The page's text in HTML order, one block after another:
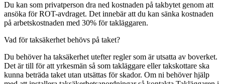
Du kan som privatperson dra ned kostnaden på takbytet genom att
ansöka för ROT-avdraget. Det innebär att du kan sänka kostnaden
på arbetskostnaden med 30% för takläggaren.
Vad för taksäkerhet behövs på taket?
Du behöver ha taksäkerhet utefter regler som är utsatta av boverket.
Det är till för att yrkesmän så som takläggare eller takskottare ska
kunna beträda taket utan utsättas för skador. Om ni behöver hjälp